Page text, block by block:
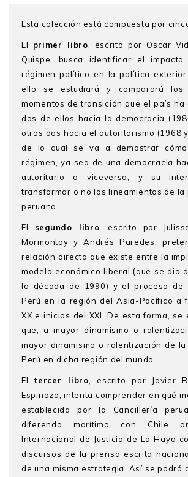
Esta colección está compuesta por
El primer libro , escrito por Oscar
Quispe, busca identificar el
régimen político en la política
ello se estudiará y comparará los
momentos de transición que el país ha
dos de ellos hacia la democracia
otros dos hacia el autoritarismo (1968
de lo cual se va a demostrar
régimen, ya sea de una democracia
autoritario o viceversa, y su
transformar o no los lineamientos de
peruana.
El segundo libro , escrito por
Mormontoy y Andrés Paredes,
relación directa que existe entre la
modelo económico liberal (que se dio
la década de 1990) y el proceso de
Perú en la región del Asia-Pacífico a
XX e inicios del XXI. De esta forma, se
que, a mayor dinamismo o
mayor dinamismo o ralentización de
Perú en dicha región del mundo.
Eltercer libro , escrito por Javier
Espinoza, intenta comprender en qué
establecida por la Cancillería
diferendo marítimo con Chile
Internacional de Justicia de La Haya
discursos de la prensa escrita
de una misma estrategia. Así se podrá